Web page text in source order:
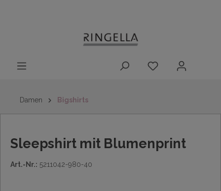
Damen Bigshirts
Sleepshirt mit Blumenprint
Art.-Nr.: 5211042-980-40